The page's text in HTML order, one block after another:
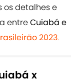
os detalhes e
entreCuiabá e
2023.
x